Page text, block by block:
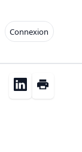
Connexion